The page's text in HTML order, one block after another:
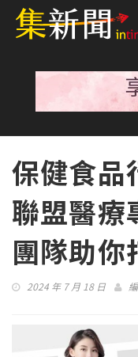
保健食品
聯盟醫療
團隊助你
2024 年 7 月 18 日